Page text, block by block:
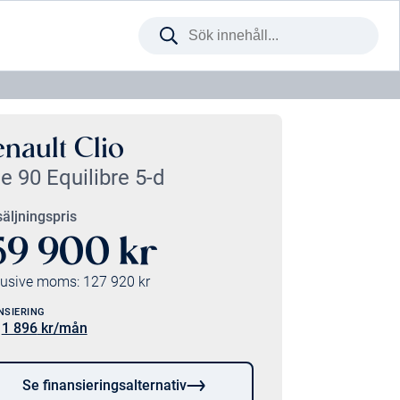
Sök
webbplatsen
Clio
90 Equilibre 5-d
900 kr
moms: 127 920 kr
1 896kr/mån
Se finansieringsalternativ